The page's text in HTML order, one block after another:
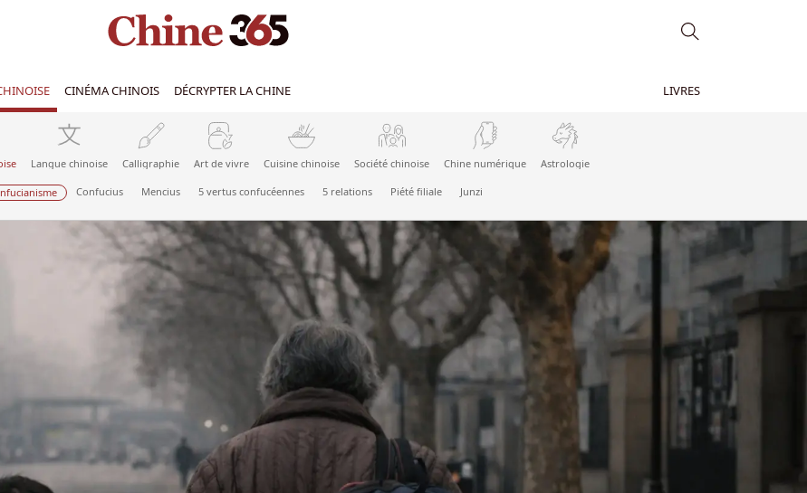
CINÉMA CHINOIS DÉCRYPTER LA CHINE LIVRES
Langue chinoise Calligraphie Art de vivre Cuisine chinoise Société chinoise Chine numérique Astrologie
Confucius Mencius 5 vertus confucéennes 5 relations Piété filiale Junzi